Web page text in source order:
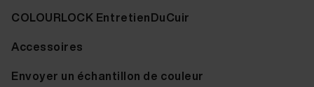
COLOURLOCK EntretienDuCuir
Accessoires
Envoyer un échantillon de couleur